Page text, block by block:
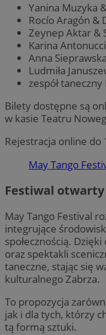
Yanina Muzyka
Rocío Aragón &
Zeynep Aktar &
Karina
Anna
Ludmiła
zespół
Bilety dostępne są
w kasie Teatru
Rejestracja online do
May Tango
Festiwal
May Tango Festival
integrujące
społecznością.
oraz spektakli
taneczne, stając się
kulturalnego Zabrza.
To propozycja
jak i dla tych, którzy
tą formą sztuki.